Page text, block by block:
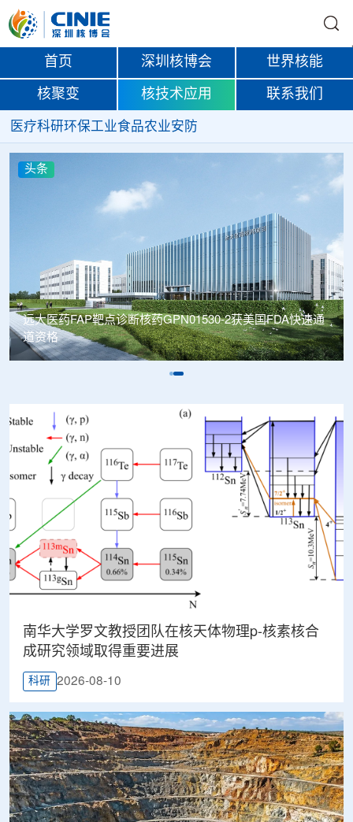
首页 深圳核博会 世界核能
核聚变 核技术应用 联系我们
医疗科研环保工业食品农业安防
头条
远大医药FAP靶点诊断核药GPN01530-2获美国FDA快速通
道资格
南华大学罗文教授团队在核天体物理p-核素核合
成研究领域取得重要进展
科研 2026-08-10